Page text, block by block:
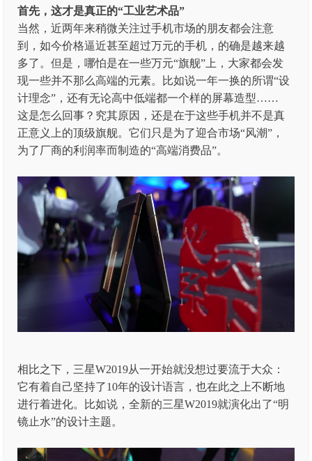
首先，这才是真正的“工业艺术品”
当然，近两年来稍微关注过手机市场的朋友都会注意
到，如今价格逼近甚至超过万元的手机，的确是越来越
多了。但是，哪怕是在一些万元“旗舰”上，大家都会发
现一些并不那么高端的元素。比如说一年一换的所谓“设
计理念”，还有无论高中低端都一个样的屏幕造型……
这是怎么回事？究其原因，还是在于这些手机并不是真
正意义上的顶级旗舰。它们只是为了迎合市场“风潮”，
为了厂商的利润率而制造的“高端消费品”。
相比之下，三星W2019从一开始就没想过要流于大众：
它有着自己坚持了10年的设计语言，也在此之上不断地
进行着进化。比如说，全新的三星W2019就演化出了“明
镜止水”的设计主题。